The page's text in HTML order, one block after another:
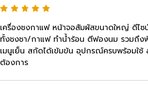
เครื่องชงกาแฟ หน้าจอสัมผัสขนาดใหญ่ ดีไ
ทั้งชงชา/กาแฟ ทำน้ำร้อน ตีฟองนม รวมถึ
เมนูเย็น สกัดได้เข้มข้น อุปกรณ์ครบพร้อมใช้
ต้องการ